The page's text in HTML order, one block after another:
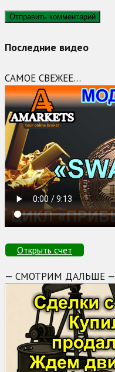
Последние видео
САМОЕ СВЕЖЕЕ…
Открыть счет
— СМОТРИМ ДАЛЬШЕ —